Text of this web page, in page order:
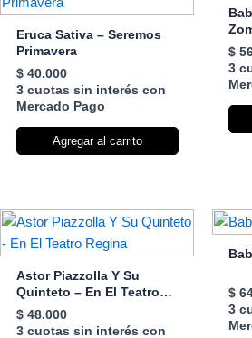
Eruca Sativa – Seremos
Primavera
$40.000
3 cuotas sin interés con
Mercado Pago
Agregar al carrito
$
3
Astor Piazzolla Y Su
Quinteto – En El Teatro
Regina
$48.000
3 cuotas sin interés con
$
3